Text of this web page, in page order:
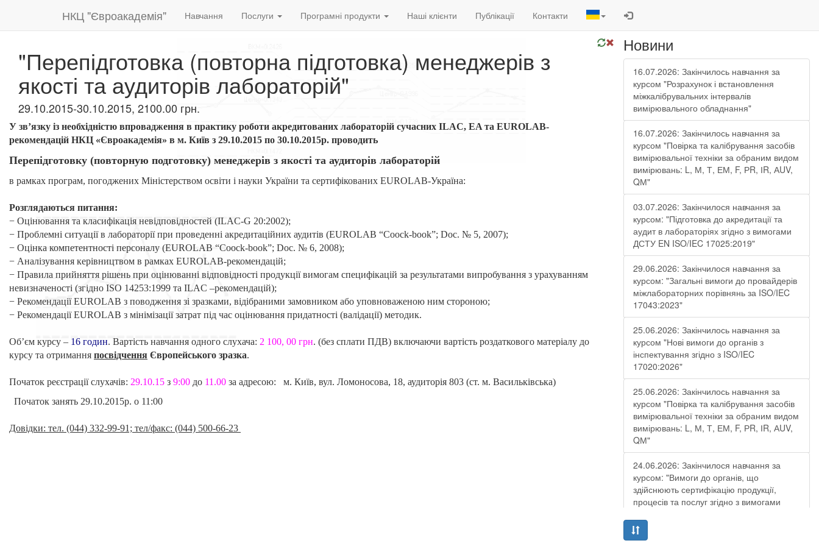
НКЦ "Євроакадемія" Навчання Послуги Програмні продукти Наші клієнти Публікації Контакти
"Перепідготовка (повторна підготовка) менеджерів з
якості та аудиторів лабораторій"
29.10.2015-30.10.2015, 2100.00 грн.
У зв’язку із необхідністю впровадження в практику роботи акредитованих лабораторій сучасних ILAC, EA та EUROLAB-
рекомендацій НКЦ «Євроакадемія» в м. Київ з 29.10.2015 по 30.10.2015р. проводить
Перепідготовку (повторную подготовку) менеджерів з якості та аудиторів лабораторій
в рамках програм, погоджених Міністерством освіти і науки України та сертифікованих EUROLAB-Україна:
Розглядаються питання:
− Оцінювання та класифікація невідповідностей (ILAC-G 20:2002);
− Проблемні ситуації в лабораторії при проведенні акредитаційних аудитів (EUROLAB “Coock-book”; Doc. № 5, 2007);
− Оцінка компетентності персоналу (EUROLAB “Coock-book”; Doc. № 6, 2008);
− Аналізування керівництвом в рамках EUROLAB-рекомендацій;
− Правила прийняття рішень при оцінюванні відповідності продукції вимогам специфікацій за результатами випробування з урахуванням
невизначеності (згідно ISO 14253:1999 та ILAC –рекомендацій);
− Рекомендації EUROLAB з поводження зі зразками, відібраними замовником або уповноваженою ним стороною;
− Рекомендації EUROLAB з мінімізації затрат під час оцінювання придатності (валідації) методик.
Об’єм курсу – 16 годин. Вартість навчання одного слухача: 2 100, 00 грн. (без сплати ПДВ) включаючи вартість роздаткового матеріалу до
курсу та отримання посвідчення Європейського зразка.
Початок реєстрації слухачів: 29.10.15 з 9:00 до 11.00 за адресою: м. Київ, вул. Ломоносова, 18, аудиторія 803 (ст. м. Васильківська)
Початок занять 29.10.2015р. о 11:00
Довідки: тел. (044) 332-99-91; тел/факс: (044) 500-66-23
Новини
16.07.2026: Закінчилось навчання за
курсом "Розрахунок і встановлення
міжкалібрувальних інтервалів
вимірювального обладнання"
16.07.2026: Закінчилось навчання за
курсом "Повірка та калібрування засобів
вимірювальної техніки за обраним видом
вимірювань: L, М, Т, ЕМ, F, РR, ІR, АUV,
QМ"
03.07.2026: Закінчилося навчання за
курсом: "Підготовка до акредитації та
аудит в лабораторіях згідно з вимогами
ДСТУ EN ISO/IEC 17025:2019"
29.06.2026: Закінчилося навчання за
курсом: "Загальні вимоги до провайдерів
міжлабораторних порівнянь за ISO/IEC
17043:2023"
25.06.2026: Закінчилось навчання за
курсом "Нові вимоги до органів з
інспектування згідно з ISO/IEC
17020:2026"
25.06.2026: Закінчилось навчання за
курсом "Повірка та калібрування засобів
вимірювальної техніки за обраним видом
вимірювань: L, М, Т, ЕМ, F, РR, ІR, АUV,
QМ"
24.06.2026: Закінчилося навчання за
курсом: "Вимоги до органів, що
здійснюють сертифікацію продукції,
процесів та послуг згідно з вимогами
19.06.2026: Закінчилося навчання за